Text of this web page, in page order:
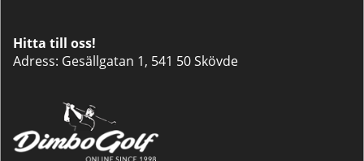
Hitta till oss!
Adress: Gesällgatan 1, 541 50 Skövde